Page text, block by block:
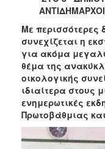
2017
2016
2015
2013
2012
2011
2010
2006
Με περισσότερες
συνεχίζεται η
για ακόμα
θέμα της
οικολογικής
ιδιαίτερα στους
ενημερωτικές
Πρωτοβάθμιας